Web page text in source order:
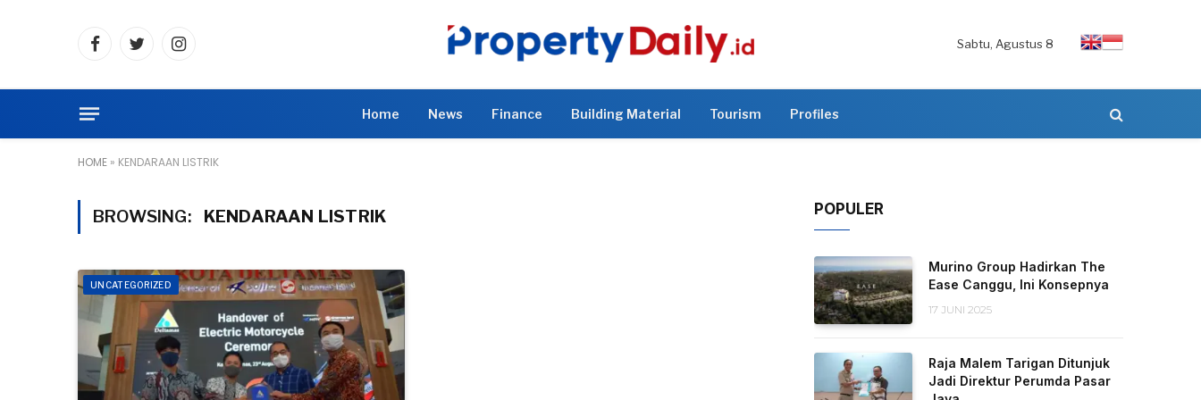
FacebookTwitterInstagram
Sabtu, Agustus 8
Home News Finance Building Material Tourism Profiles
HOME » KENDARAAN LISTRIK
BROWSING: KENDARAAN LISTRIK
UNCATEGORIZED
POPULER
Murino Group Hadirkan The
Ease Canggu, Ini Konsepnya
17 JUNI 2025
Raja Malem Tarigan Ditunjuk
Jadi Direktur Perumda Pasar